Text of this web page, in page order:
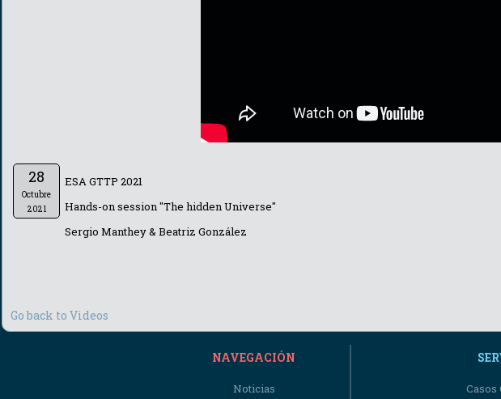
28
Octubre
2021
ESA GTTP 2021
Hands-on session "The hidden Universe"
Sergio Manthey & Beatriz González
Go back to Videos
NAVEGACIÓN
Noticias
Casos